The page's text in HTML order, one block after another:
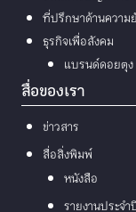
ที่ปรึกษาด้านความ
ธุรกิจเพื่อสังคม
แบรนด์ดอยตุง
สื่อของเรา
ข่าวสาร
สื่อสิ่งพิมพ์
หนังสือ
รายงานประจำ